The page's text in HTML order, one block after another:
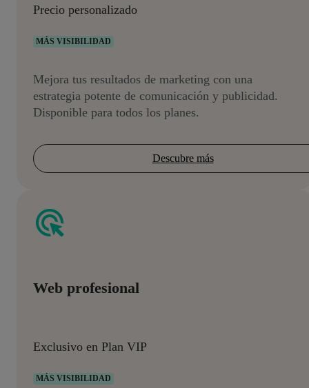
Precio personalizado
MÁS VISIBILIDAD
Mejora tus resultados de marketing con una
estrategia potente de comunicación y publicidad.
Disponible para todos los planes.
Descubre más
Web profesional
Exclusivo en Plan VIP
MÁS VISIBILIDAD